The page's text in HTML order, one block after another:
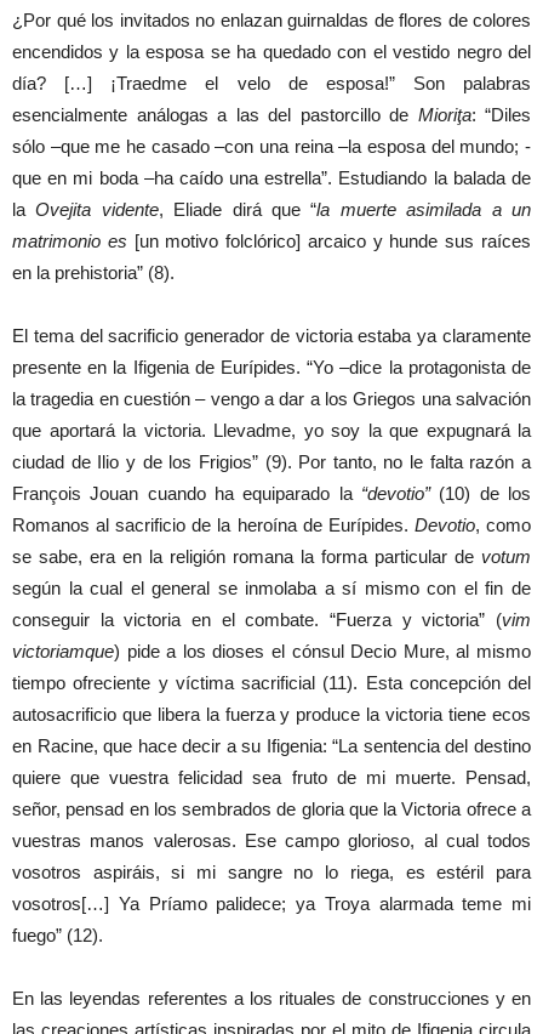
¿Por qué los invitados no enlazan guirnaldas de flores de colores
encendidos y la esposa se ha quedado con el vestido negro del
día? […] ¡Traedme el velo de esposa!” Son palabras
esencialmente análogas a las del pastorcillo de Mioriţa: “Diles
sólo –que me he casado –con una reina –la esposa del mundo; -
que en mi boda –ha caído una estrella”. Estudiando la balada de
laOvejita vidente, Eliade dirá que “la muerte asimilada a un
matrimonio es [un motivo folclórico] arcaico y hunde sus raíces
en la prehistoria” (8).
El tema del sacrificio generador de victoria estaba ya claramente
presente en la Ifigenia de Eurípides. “Yo –dice la protagonista de
la tragedia en cuestión – vengo a dar a los Griegos una salvación
que aportará la victoria. Llevadme, yo soy la que expugnará la
ciudad de Ilio y de los Frigios” (9). Por tanto, no le falta razón a
François Jouan cuando ha equiparado la “devotio” (10) de los
Romanos al sacrificio de la heroína de Eurípides. Devotio, como
se sabe, era en la religión romana la forma particular de votum
según la cual el general se inmolaba a sí mismo con el fin de
conseguir la victoria en el combate. “Fuerza y victoria” (vim
victoriamque) pide a los dioses el cónsul Decio Mure, al mismo
tiempo ofreciente y víctima sacrificial (11). Esta concepción del
autosacrificio que libera la fuerza y produce la victoria tiene ecos
en Racine, que hace decir a su Ifigenia: “La sentencia del destino
quiere que vuestra felicidad sea fruto de mi muerte. Pensad,
señor, pensad en los sembrados de gloria que la Victoria ofrece a
vuestras manos valerosas. Ese campo glorioso, al cual todos
vosotros aspiráis, si mi sangre no lo riega, es estéril para
vosotros[…] Ya Príamo palidece; ya Troya alarmada teme mi
fuego” (12).
En las leyendas referentes a los rituales de construcciones y en
las creaciones artísticas inspiradas por el mito de Ifigenia circula